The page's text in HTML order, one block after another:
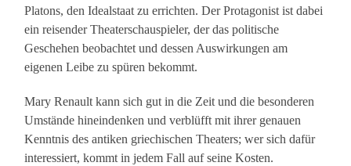
Platons, den Idealstaat zu errichten. Der Protagonist ist dabei
ein reisender Theaterschauspieler, der das politische
Geschehen beobachtet und dessen Auswirkungen am
eigenen Leibe zu spüren bekommt.
Mary Renault kann sich gut in die Zeit und die besonderen
Umstände hineindenken und verblüfft mit ihrer genauen
Kenntnis des antiken griechischen Theaters; wer sich dafür
interessiert, kommt in jedem Fall auf seine Kosten.